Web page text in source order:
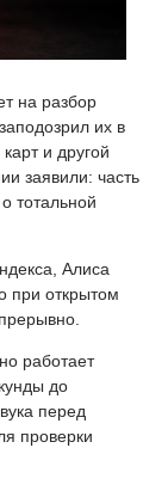
на разбор
их в
и другой
заявили: часть
тотальной
Алиса
при открытом
работает
до
перед
проверки